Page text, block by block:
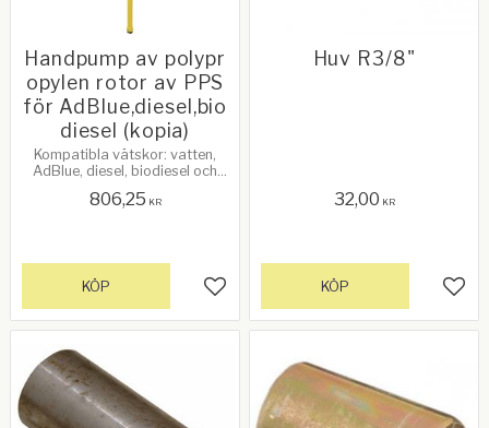
Handpump av polypr
opylen rotor av PPS
för AdBlue,diesel,bio
diesel (kopia)
Kompatibla vätskor: vatten,
AdBlue, diesel, biodiesel och
806,25 KR
Lägg till i favoriter
KÖP
Huv R3/8"
32,00 KR
KÖP